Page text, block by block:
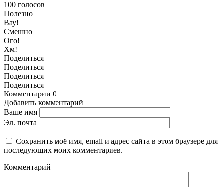
100 голосов
Полезно
Вау!
Смешно
Ого!
Хм!
Поделиться
Поделиться
Поделиться
Поделиться
Комментарии 0
Добавить комментарий
Ваше имя
Эл. почта
Сохранить моё имя, email и адрес сайта в этом браузере для
последующих моих комментариев.
Комментарий